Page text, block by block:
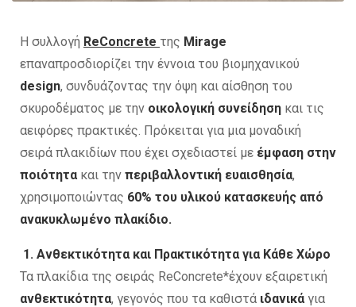
Η συλλογή ReConcrete της Mirage
επαναπροσδιορίζει την έννοια του βιομηχανικού
design, συνδυάζοντας την όψη και αίσθηση του
σκυροδέματος με την οικολογική συνείδηση και τις
αειφόρες πρακτικές. Πρόκειται για μια μοναδική
σειρά πλακιδίων που έχει σχεδιαστεί με έμφαση στην
ποιότητακαι την περιβαλλοντική ευαισθησία,
χρησιμοποιώντας 60% του υλικού κατασκευής από
ανακυκλωμένο πλακίδιο.
1. Ανθεκτικότητα και Πρακτικότητα για Κάθε Χώρο
Τα πλακίδια της σειράς ReConcrete*έχουν εξαιρετική
ανθεκτικότητα, γεγονός που τα καθιστά ιδανικάγια